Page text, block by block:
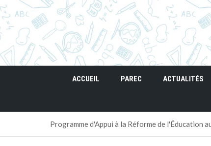
ACCUEIL PAREC ACTUALITÉS
Programme d'Appui à la Réforme de l'Éducation